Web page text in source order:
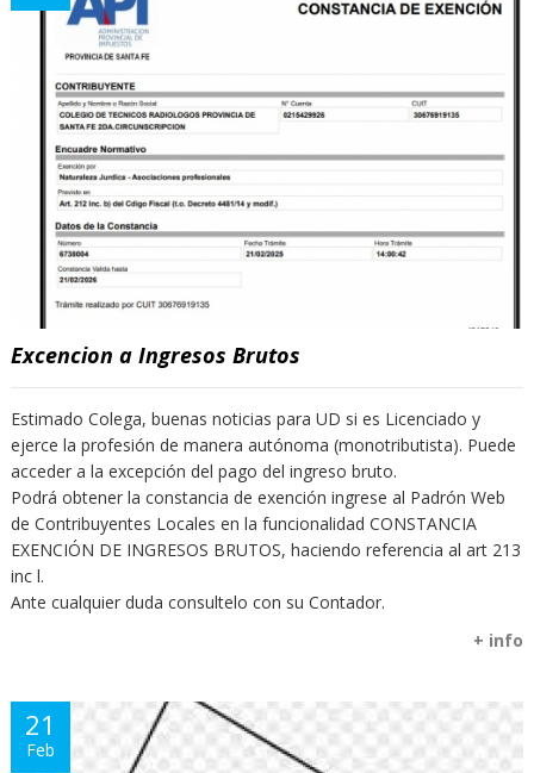
Excencion a Ingresos Brutos
Estimado Colega, buenas noticias para UD si es Licenciado y
ejerce la profesión de manera autónoma (monotributista). Puede
acceder a la excepción del pago del ingreso bruto.
Podrá obtener la constancia de exención ingrese al Padrón Web
de Contribuyentes Locales en la funcionalidad CONSTANCIA
EXENCIÓN DE INGRESOS BRUTOS, haciendo referencia al art 213
inc l.
Ante cualquier duda consultelo con su Contador.
+ info
21
Feb